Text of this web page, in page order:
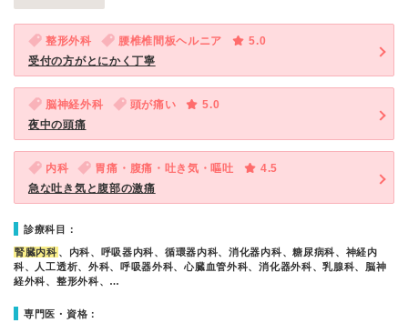
整形外科 腰椎椎間板ヘルニア
5.0
受付の方がとにかく丁寧
脳神経外科 頭が痛い
5.0
夜中の頭痛
内科 胃痛・腹痛・吐き気・嘔吐
4.5
急な吐き気と腹部の激痛
診療科目：
腎臓内科 、内科、呼吸器内科、循環器内科、消化器内科、糖尿病科、神経内
科、人工透析、外科、呼吸器外科、心臓血管外科、消化器外科、乳腺科、脳神
経外科、整形外科、…
専門医・資格：